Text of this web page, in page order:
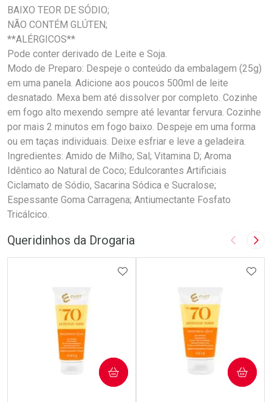
BAIXO TEOR DE SÓDIO;
NÃO CONTÉM GLÚTEN;
**ALÉRGICOS**
Pode conter derivado de Leite e Soja.
Modo de Preparo: Despeje o conteúdo da embalagem (25g)
em uma panela. Adicione aos poucos 500ml de leite
desnatado. Mexa bem até dissolver por completo. Cozinhe
em fogo alto mexendo sempre até levantar fervura. Cozinhe
por mais 2 minutos em fogo baixo. Despeje em uma forma
ou em taças individuais. Deixe esfriar e leve a geladeira.
Ingredientes: Amido de Milho; Sal; Vitamina D; Aroma
Idêntico ao Natural de Coco; Edulcorantes Artificiais
Ciclamato de Sódio, Sacarina Sódica e Sucralose;
Espessante Goma Carragena; Antiumectante Fosfato
Tricálcico.
Queridinhos da Drogaria Imagem
ADICIONAR AOS FAVORITOS
COMPRAR COMPRAR